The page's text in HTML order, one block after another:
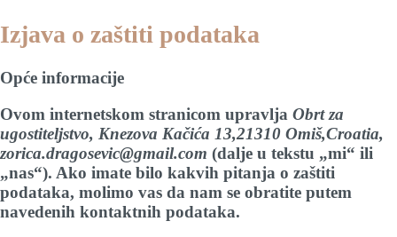
Izjava o zaštiti podataka
Opće informacije
Ovom internetskom stranicom upravlja Obrt za
ugostiteljstvo, Knezova Kačića 13,21310 Omiš,Croatia,
zorica.dragosevic@gmail.com (dalje u tekstu „mi“ ili
„nas“). Ako imate bilo kakvih pitanja o zaštiti
podataka, molimo vas da nam se obratite putem
navedenih kontaktnih podataka.